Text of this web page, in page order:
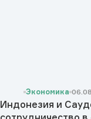
Экономика
Индонезия и